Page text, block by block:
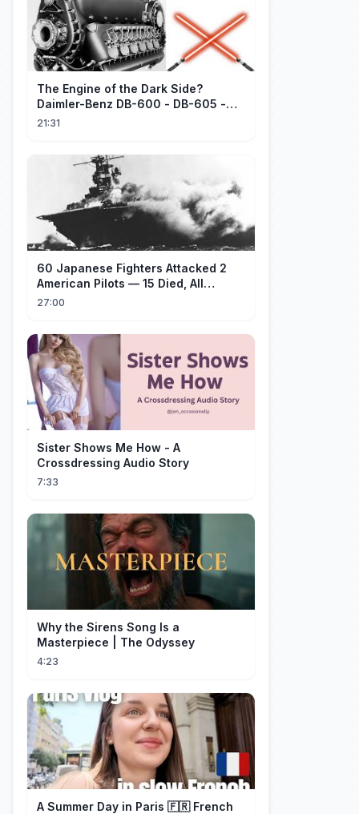
The Engine of the Dark Side?
Daimler-Benz DB-600 - DB-605 -
Part 1
21:31
60 Japanese Fighters Attacked 2
American Pilots — 15 Died, All
Japanese
27:00
Sister Shows Me How - A
Crossdressing Audio Story
7:33
Why the Sirens Song Is a
Masterpiece | The Odyssey
4:23
A Summer Day in Paris 🇫🇷 French